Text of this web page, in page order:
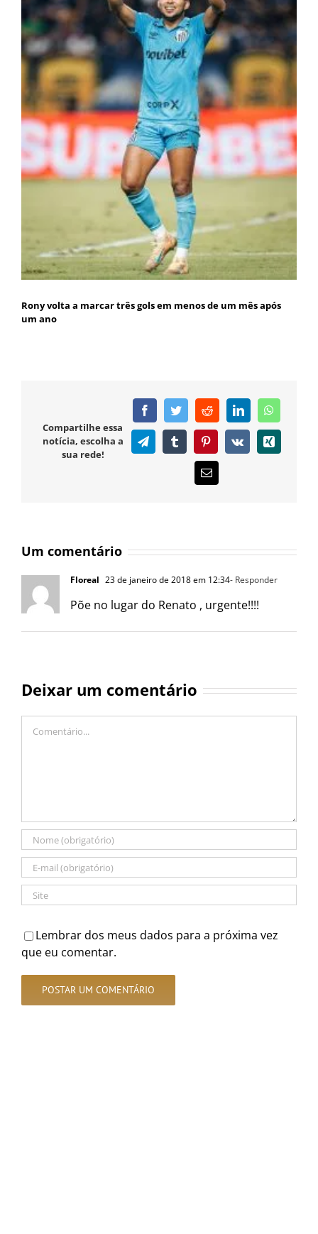
Rony volta a marcar três gols em menos de um mês após
um ano
Compartilhe essa
notícia, escolha a
sua rede!
FacebookTwitterRedditLinkedIn
TelegramTumblr PinterestVk Xing
E-
mail
Um comentário
Floreal 23 de janeiro de 2018 em 12:34- Responder
Põe no lugar do Renato , urgente!!!!
Deixar um comentário
Lembrar dos meus dados para a próxima vez
que eu comentar.